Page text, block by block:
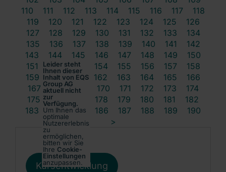
110
111 112 113 114 115 116 117
118
119
120 121 122 123 124 125
126
127
128 129 130 131 132 133
134
135
136 137 138 139 140 141
142
143
144 145 146 147 148 149
150
151
152 153 154 155 156 157
158
159
160 161 162 163 164 165
166
167
168 169 170 171 172 173
174
175
176 178 179 180 181
182
183
184 185 186 187 188 189
190
>
Leider steht
Ihnen dieser
Inhalt von EQS
Group AG
aktuell nicht
zur
Verfügung.
Um Ihnen das
optimale
Nutzererlebnis
zu
ermöglichen,
bitten wir Sie
Ihre Cookie-
Einstellungen
anzupassen.
Kursentwicklung